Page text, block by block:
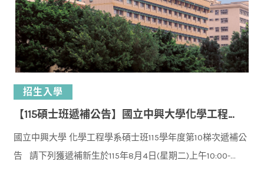
招生入學
【115碩士班遞補公告】國立中興大學化學工程學系碩士班115學年度入學第10梯次遞補公告
國立中興大學 化學工程學系碩士班115學年度第10梯次遞補公
告 請下列獲遞補新⽣於115年8⽉4⽇(星期二)上午10:00-